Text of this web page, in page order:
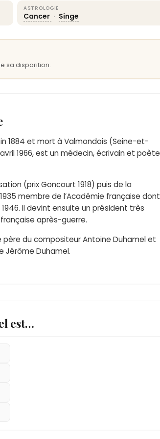
ASTROLOGIE
Cancer · Singe
sa disparition.
1884 et mort à Valmondois (Seine-et-
1966, est un médecin, écrivain et poète
(prix Goncourt 1918) puis de la
membre de l’Académie française dont
Il devint ensuite un président très
après-guerre.
père du compositeur Antoine Duhamel et
Jérôme Duhamel.
est…